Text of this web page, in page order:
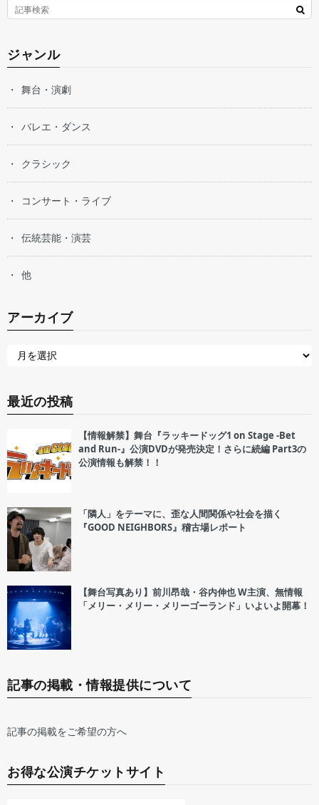
ジャンル
舞台・演劇
バレエ・ダンス
クラシック
コンサート・ライブ
伝統芸能・演芸
他
アーカイブ
最近の投稿
【情報解禁】舞台『ラッキードッグ1 on Stage -Bet
and Run-』公演DVDが発売決定！さらに続編 Part3の
公演情報も解禁！！
「隣人」をテーマに、歪な人間関係や社会を描く
『GOOD NEIGHBORS』稽古場レポート
【舞台写真あり】前川昂哉・谷内伸也 W主演、無情報
「メリー・メリー・メリーゴーランド」いよいよ開幕！
記事の掲載・情報提供について
記事の掲載をご希望の方へ
お得な公演チケットサイト